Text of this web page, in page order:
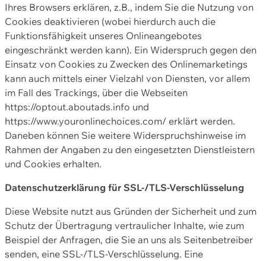
Ihres Browsers erklären, z.B., indem Sie die Nutzung von
Cookies deaktivieren (wobei hierdurch auch die
Funktionsfähigkeit unseres Onlineangebotes
eingeschränkt werden kann). Ein Widerspruch gegen den
Einsatz von Cookies zu Zwecken des Onlinemarketings
kann auch mittels einer Vielzahl von Diensten, vor allem
im Fall des Trackings, über die Webseiten
https://optout.aboutads.info und
https://www.youronlinechoices.com/ erklärt werden.
Daneben können Sie weitere Widerspruchshinweise im
Rahmen der Angaben zu den eingesetzten Dienstleistern
und Cookies erhalten.
Datenschutzerklärung für SSL-/TLS-Verschlüsselung
Diese Website nutzt aus Gründen der Sicherheit und zum
Schutz der Übertragung vertraulicher Inhalte, wie zum
Beispiel der Anfragen, die Sie an uns als Seitenbetreiber
senden, eine SSL-/TLS-Verschlüsselung. Eine